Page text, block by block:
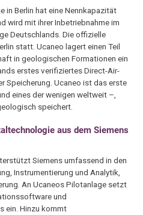
in Berlin hat eine Nennkapazität
wird mit ihrer Inbetriebnahme im
Deutschlands. Die offizielle
statt. Ucaneo lagert einen Teil
in geologischen Formationen ein
erstes verifiziertes Direct-Air-
Speicherung. Ucaneo ist das erste
eines der wenigen weltweit –,
speichert.
aus dem Siemens
Siemens umfassend in den
Instrumentierung und Analytik,
An Ucaneos Pilotanlage setzt
und
ein. Hinzu kommt